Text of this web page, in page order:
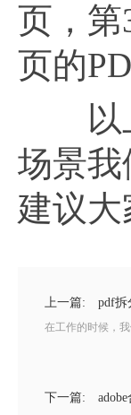
页，第
页的
以上
场景
建议
上一篇: pdf拆
在工作的时候，
下一篇: